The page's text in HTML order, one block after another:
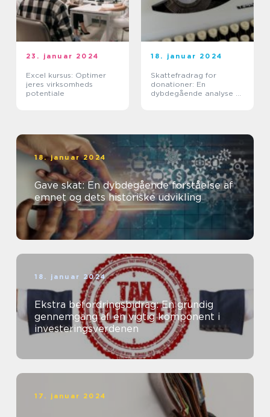
23. januar 2024
Excel kursus: Optimer
jeres virksomheds
potentiale
18. januar 2024
Skattefradrag for
donationer: En
dybdegående analyse af
18. januar 2024
Gave skat: En dybdegående forståelse af
emnet og dets historiske udvikling
18. januar 2024
Ekstra befordringsbidrag: En grundig
gennemgang af en vigtig komponent i
investeringsverdenen
17. januar 2024